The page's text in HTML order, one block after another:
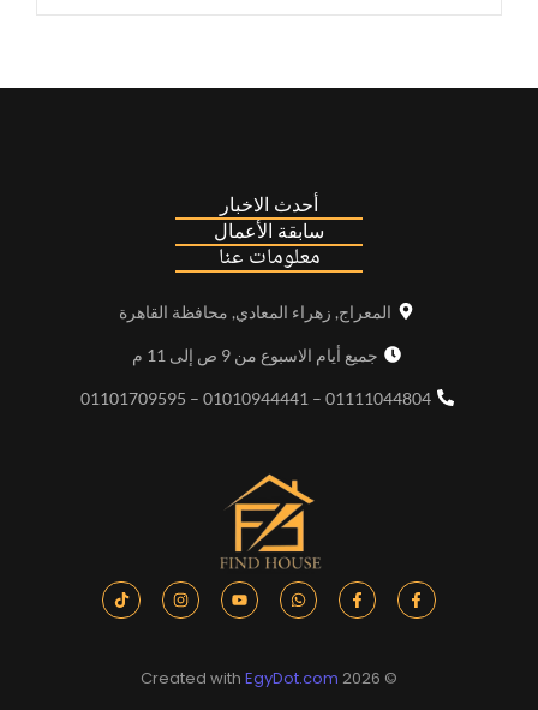
أحدث الاخبار
سابقة الأعمال
معلومات عنا
المعراج, زهراء المعادي, محافظة القاهرة
جميع أيام الاسبوع من 9 ص إلى 11 م
01111044804 – 01010944441 – 01101709595
© 2026 Created with
EgyDot.com